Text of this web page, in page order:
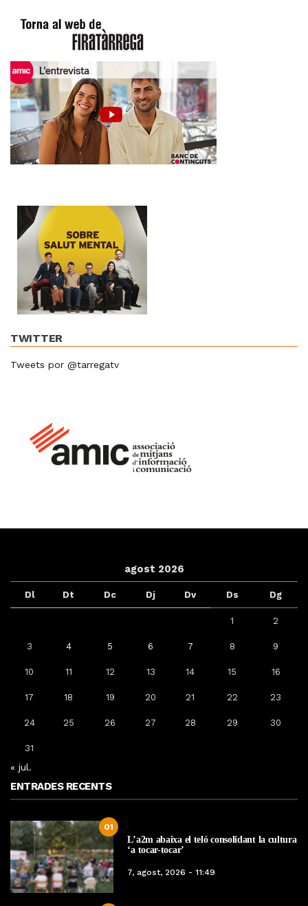
TWITTER
Tweets por @tarregatv
agost 2026
Dl Dt Dc Dj Dv Ds Dg
1 2
3 4 5 6 7 8 9
10 11 12 13 14 15 16
17 18 19 20 21 22 23
24 25 26 27 28 29 30
31
« jul.
ENTRADES RECENTS
01
L’a2m abaixa el teló consolidant la cultura
‘a tocar-tocar’
7, agost, 2026 - 11:49